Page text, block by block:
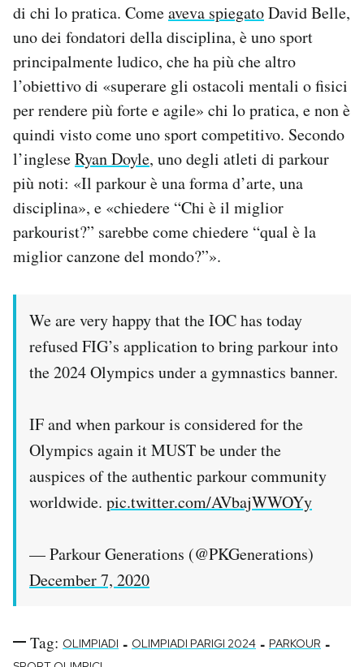
di chi lo pratica. Comeaveva spiegatoDavid Belle,
uno dei fondatori della disciplina, è uno sport
principalmente ludico, che ha più che altro
l’obiettivo di «superare gli ostacoli mentali o fisici
per rendere più forte e agile» chi lo pratica, e non è
quindi visto come uno sport competitivo. Secondo
l’ingleseRyan Doyle, uno degli atleti di parkour
più noti: «Il parkour è una forma d’arte, una
disciplina», e «chiedere “Chi è il miglior
parkourist?” sarebbe come chiedere “qual è la
miglior canzone del mondo?”».
We are very happy that the IOC has today
refused FIG’s application to bring parkour into
the 2024 Olympics under a gymnastics banner.
IF and when parkour is considered for the
Olympics again it MUST be under the
auspices of the authentic parkour community
worldwide. pic.twitter.com/AVbajWWOYy
— Parkour Generations (@PKGenerations)
December 7, 2020
Tag: OLIMPIADI - OLIMPIADI PARIGI 2024 - PARKOUR -